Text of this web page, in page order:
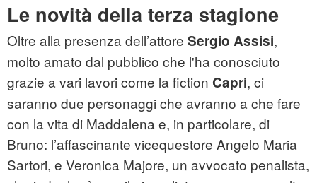
Le novità della terza stagione
Oltre alla presenza dell’attore Sergio Assisi,
molto amato dal pubblico che l'ha conosciuto
grazie a vari lavori come la fiction Capri, ci
saranno due personaggi che avranno a che fare
con la vita di Maddalena e, in particolare, di
Bruno: l’affascinante vicequestore Angelo Maria
Sartori, e Veronica Majore, un avvocato penalista,